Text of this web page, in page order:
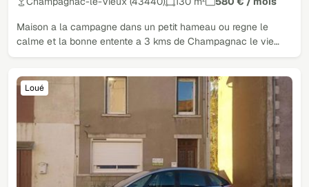
Maison a la campagne dans un petit hameau ou regne le
calme et la bonne entente a 3 kms de Champagnac le vie…
Loué